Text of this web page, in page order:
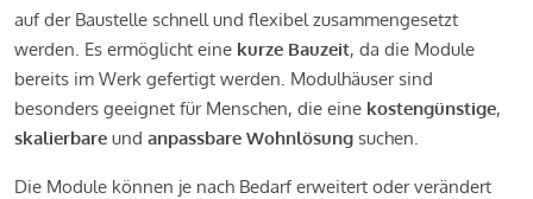
auf der Baustelle schnell und flexibel zusammengesetzt
werden. Es ermöglicht eine kurze Bauzeit, da die Module
bereits im Werk gefertigt werden. Modulhäuser sind
besonders geeignet für Menschen, die eine kostengünstige,
skalierbare und anpassbare Wohnlösung suchen.
Die Module können je nach Bedarf erweitert oder verändert